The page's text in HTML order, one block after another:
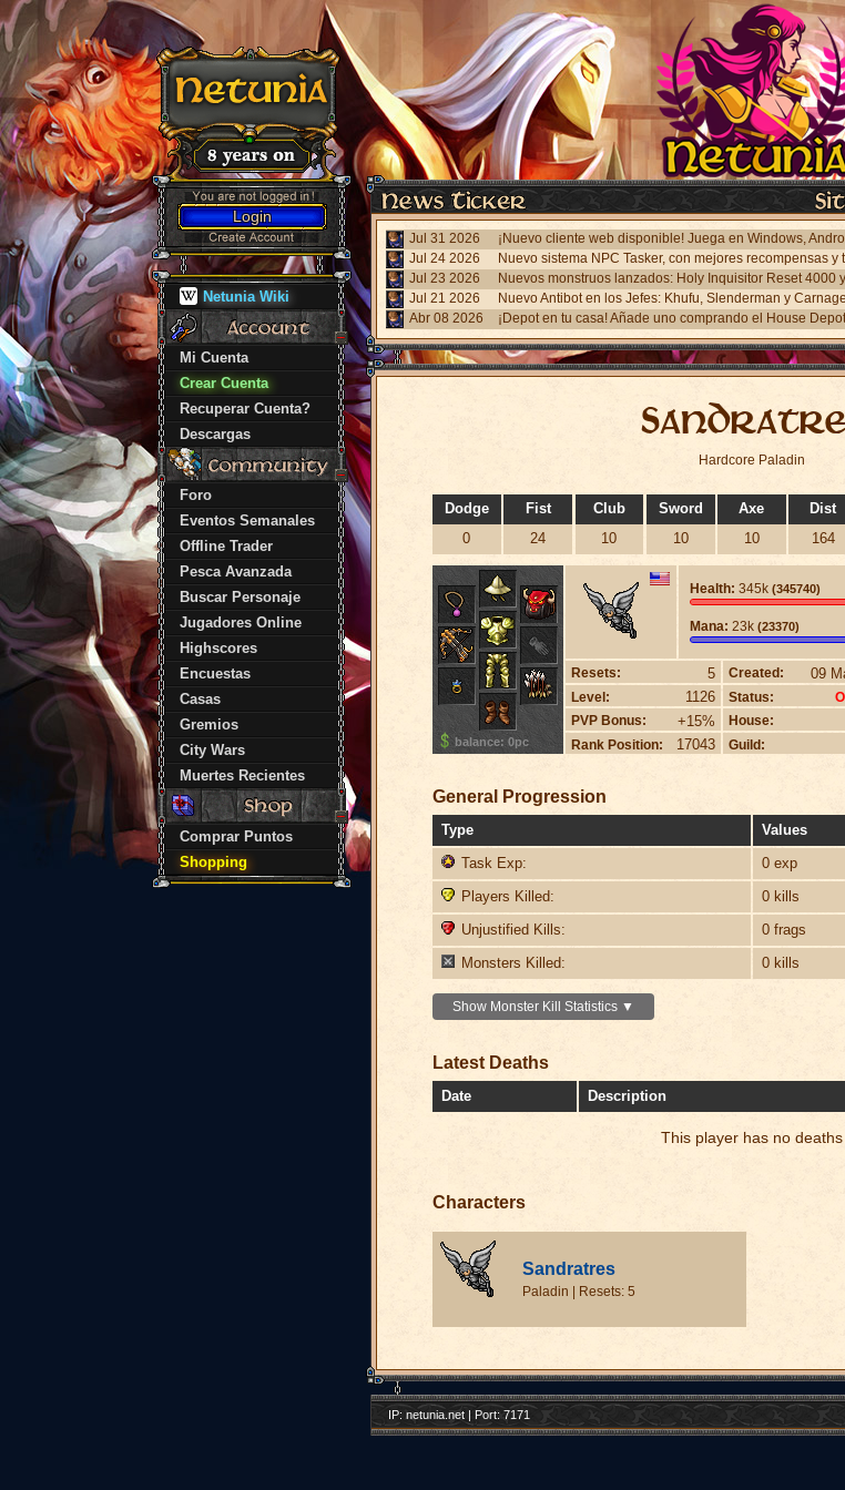
Login
Netunia Wiki
Mi Cuenta
Crear Cuenta
Recuperar Cuenta?
Descargas
Foro
Eventos Semanales
Offline Trader
Pesca Avanzada
Buscar Personaje
Jugadores Online
Highscores
Encuestas
Casas
Gremios
City Wars
Muertes Recientes
Comprar Puntos
Shopping
Jul 31 2026
Jul 24 2026
Jul 23 2026
Jul 21 2026
Abr 08 2026
¡Depot en tu casa! Añade uno comprando el House
Hardcore Paladin
Dodge
0
Fist
24
Club
10
Sword
10
Axe
10
Dist
164
balance: 0pc
Health: 345k (345740)
Mana: 23k (23370)
Resets: 5
Level: 1126
PVP Bonus: +15%
Rank Position: 17043
Created: 09
Status:
House:
Guild:
General Progression
Type
Values
Task Exp:
0 exp
Players Killed:
0 kills
Unjustified Kills:
0 frags
Monsters Killed:
0 kills
Show Monster Kill Statistics ▼
Latest Deaths
Date Description
This player has no deaths
Characters
Sandratres
Paladin | Resets: 5
IP: netunia.net | Port: 7171